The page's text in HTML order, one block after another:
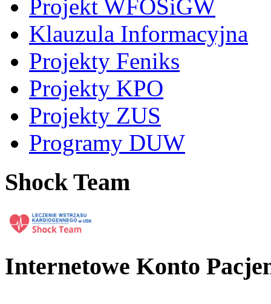
Projekt WFOŚiGW
Klauzula Informacyjna
Projekty Feniks
Projekty KPO
Projekty ZUS
Programy DUW
Shock Team
Internetowe Konto